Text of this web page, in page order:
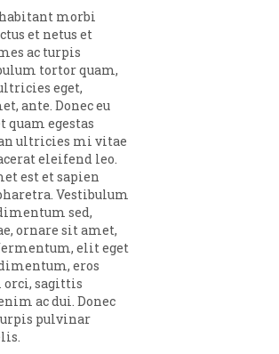
morbi
et netus et
ac turpis
tortor quam,
eget,
ante. Donec eu
egestas
ultricies mi vitae
eleifend leo.
est et sapien
Vestibulum
sed,
ornare sit amet,
elit eget
eros
sagittis
ac dui. Donec
pulvinar